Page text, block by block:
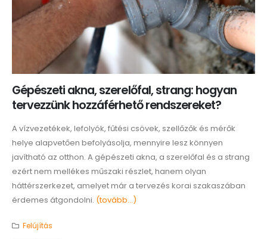
Gépészeti akna, szerelőfal, strang: hogyan
tervezzünk hozzáférhető rendszereket?
A vízvezetékek, lefolyók, fűtési csövek, szellőzők és mérők
helye alapvetően befolyásolja, mennyire lesz könnyen
javítható az otthon. A gépészeti akna, a szerelőfal és a strang
ezért nem mellékes műszaki részlet, hanem olyan
háttérszerkezet, amelyet már a tervezés korai szakaszában
érdemes átgondolni. (tovább…)
Felújítás